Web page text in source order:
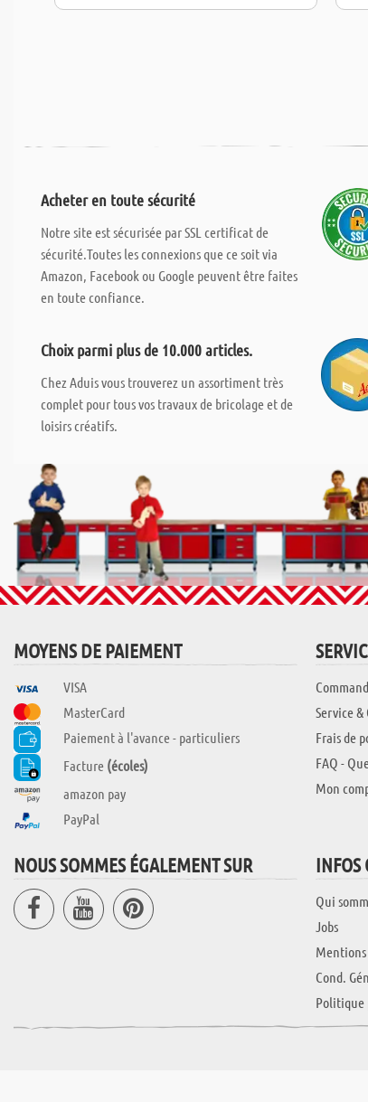
Acheter en toute sécurité
Notre site est sécurisée par SSL certificat de
sécurité.Toutes les connexions que ce soit via
Amazon, Facebook ou Google peuvent être faites
en toute confiance.
Choix parmi plus de 10.000 articles.
Chez Aduis vous trouverez un assortiment très
complet pour tous vos travaux de bricolage et de
loisirs créatifs.
MOYENS DE PAIEMENT
VISA
MasterCard
Paiement à l'avance - particuliers
Facture (écoles)
amazon pay
PayPal
Service
Frais de
FAQ -
Mon
NOUS SOMMES ÉGALEMENT SUR INFOS
Qui
Jobs
Cond.
Politique